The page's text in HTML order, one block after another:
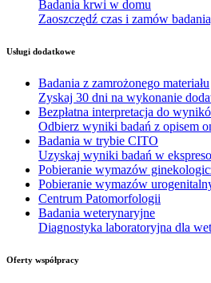
Badania krwi w domu
Zaoszczędź czas i zamów
Usługi dodatkowe
Badania z zamrożonego materiału
Zyskaj 30 dni na wykonanie
Bezpłatna interpretacja do
Odbierz wyniki badań z opisem
Badania w trybie CITO
Uzyskaj wyniki badań w
Pobieranie wymazów
Pobieranie wymazów
Centrum Patomorfologii
Badania weterynaryjne
Diagnostyka laboratoryjna dla
Oferty współpracy